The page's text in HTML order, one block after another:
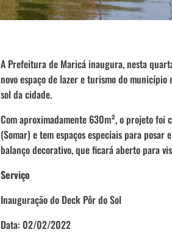
A Prefeitura de Maricá inaugura, nesta
novo espaço de lazer e turismo do
sol da cidade.
Com aproximadamente 630m², o projeto
(Somar) e tem espaços especiais para
balanço decorativo, que ficará aberto para
Serviço
Inauguração do Deck Pôr do Sol
Data: 02/02/2022